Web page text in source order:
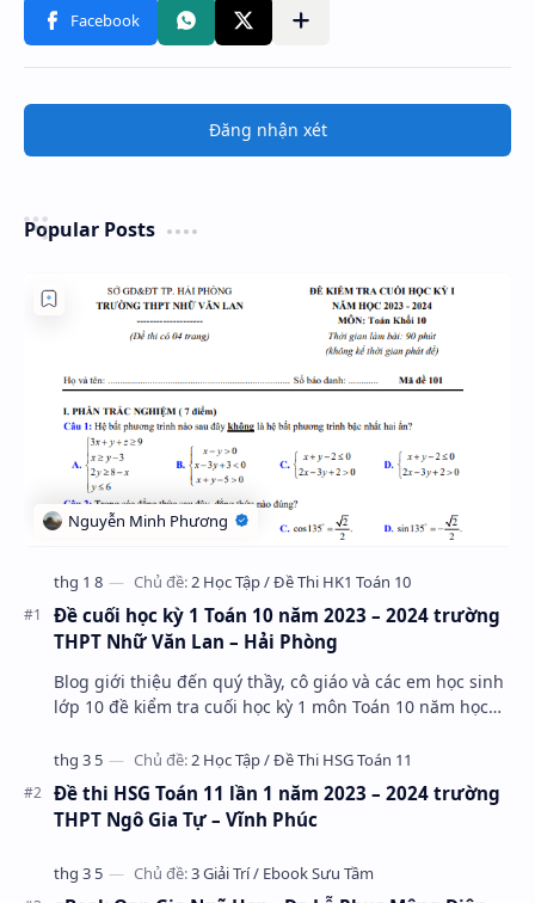
Đăng nhận xét
Popular Posts
Đề cuối học kỳ 1 Toán 10 năm 2023 – 2024 trường
THPT Nhữ Văn Lan – Hải Phòng
Blog giới thiệu đến quý thầy, cô giáo và các em học sinh
lớp 10 đề kiểm tra cuối học kỳ 1 môn Toán 10 năm học
Đề thi HSG Toán 11 lần 1 năm 2023 – 2024 trường
THPT Ngô Gia Tự – Vĩnh Phúc